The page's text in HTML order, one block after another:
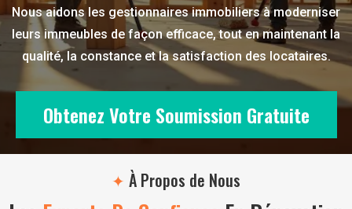
Nous aidons les gestionnaires immobiliers à moderniser
leurs immeubles de façon efficace, tout en maintenant la
qualité, la constance et la satisfaction des locataires.
Obtenez Votre Soumission Gratuite
✦ À Propos de Nous